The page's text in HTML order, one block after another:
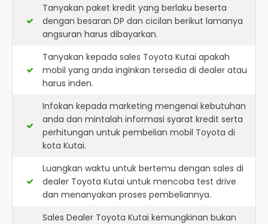
Tanyakan paket kredit yang berlaku beserta
dengan besaran DP dan cicilan berikut lamanya
angsuran harus dibayarkan.
Tanyakan kepada sales Toyota Kutai apakah
mobil yang anda inginkan tersedia di dealer atau
harus inden.
Infokan kepada marketing mengenai kebutuhan
anda dan mintalah informasi syarat kredit serta
perhitungan untuk pembelian mobil Toyota di
kota Kutai.
Luangkan waktu untuk bertemu dengan sales di
dealer Toyota Kutai untuk mencoba test drive
dan menanyakan proses pembeliannya.
Sales Dealer Toyota Kutai kemungkinan bukan